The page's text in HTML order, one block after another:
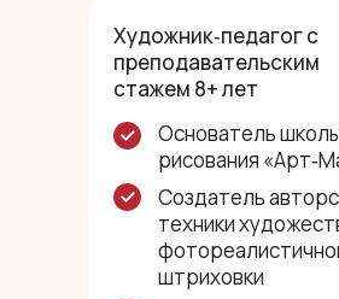
Создатель
техники
штриховки
Основатель
рисования
Художник‑педагог с
преподавательским
стажем 8+ лет